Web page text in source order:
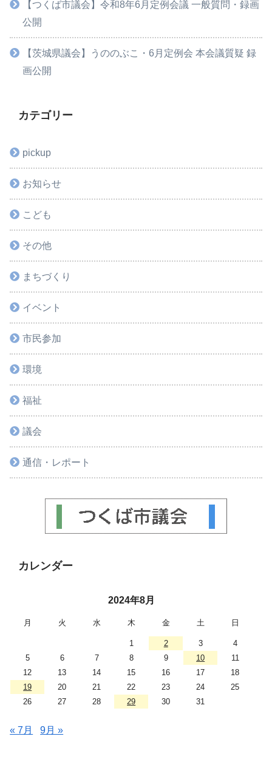
【つくば市議会】令和8年6月定例会議 一般質問・録画
公開
【茨城県議会】うののぶこ・6月定例会 本会議質疑 録
画公開
カテゴリー
pickup
お知らせ
こども
その他
まちづくり
イベント
市民参加
環境
福祉
議会
通信・レポート
カレンダー
2024年8月
月 火 水 木 金 土 日
1 2 3
4
5
6 7 8 9 10
11
12
13 14 15 16 17
18
19
20 21 22 23 24
25
26
27 28 29 30 31
« 7月 9月 »